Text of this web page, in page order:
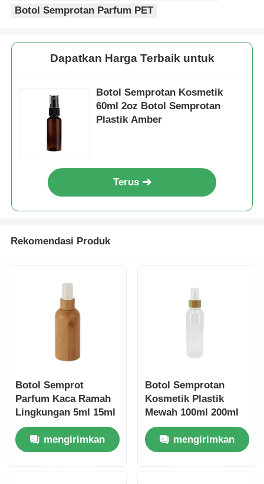
Penyemprot Kabut Halus
Semprotan hidung
Pemicu Penyemprot
Botol Semprotan Parfum PET
Dapatkan Harga Terbaik untuk
Botol Semprotan Kosmetik
60ml 2oz Botol Semprotan
Plastik Amber
Terus
Rekomendasi Produk
Botol Semprot
Parfum Kaca Ramah
Lingkungan 5ml 15ml
30ml 150ml Botol
Kosmetik Bambu
mengirimkan
Botol Semprotan
Kosmetik Plastik
Mewah 100ml 200ml
Botol Semprotan
Bambu Dengan Bahu
Bulat
mengirimkan